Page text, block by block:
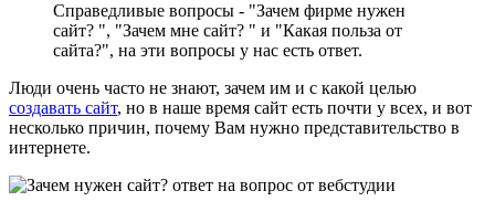
Справедливые вопросы - "Зачем фирме нужен
сайт? ", "Зачем мне сайт? " и "Какая польза от
сайта?", на эти вопросы у нас есть ответ.
Люди очень часто не знают, зачем им и с какой целью
создавать сайт, но в наше время сайт есть почти у всех, и вот
несколько причин, почему Вам нужно представительство в
интернете.